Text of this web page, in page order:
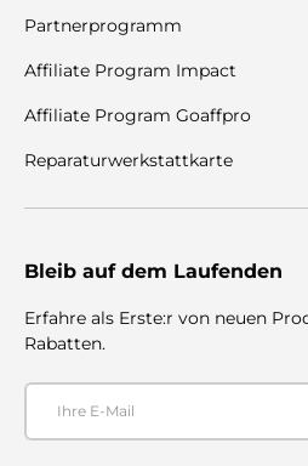
Partnerprogramm
Affiliate Program Impact
Affiliate Program Goaffpro
Reparaturwerkstattkarte
Bleib auf dem Laufenden
Erfahre als Erste:r von neuen
Rabatten.
E-Mail